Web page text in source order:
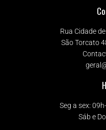
Rua Cidade
São Torcato
Seg a sex:
Sáb e